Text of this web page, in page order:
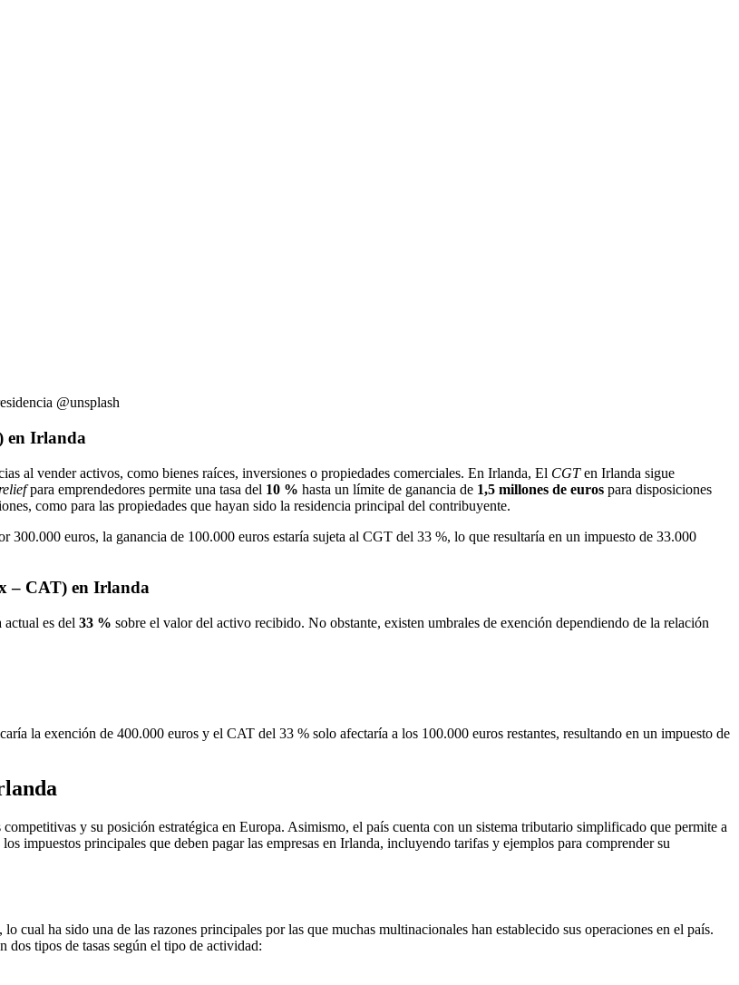
@unsplash
en Irlanda
al vender activos, como bienes raíces, inversiones o propiedades comerciales. En Irlanda, El CGTen Irlanda sigue
para emprendedores permite una tasa del 10 % hasta un límite de ganancia de 1,5 millones de euros para disposiciones
como para las propiedades que hayan sido la residencia principal del contribuyente.
euros, la ganancia de 100.000 euros estaría sujeta al CGT del 33 %, lo que resultaría en un impuesto de 33.000
– CAT) en Irlanda
actual es del 33 % sobre el valor del activo recibido. No obstante, existen umbrales de exención dependiendo de la relación
la exención de 400.000 euros y el CAT del 33 % solo afectaría a los 100.000 euros restantes, resultando en un impuesto de
y su posición estratégica en Europa. Asimismo, el país cuenta con un sistema tributario simplificado que permite a
impuestos principales que deben pagar las empresas en Irlanda, incluyendo tarifas y ejemplos para comprender su
cual ha sido una de las razones principales por las que muchas multinacionales han establecido sus operaciones en el país.
dos tipos de tasas según el tipo de actividad: